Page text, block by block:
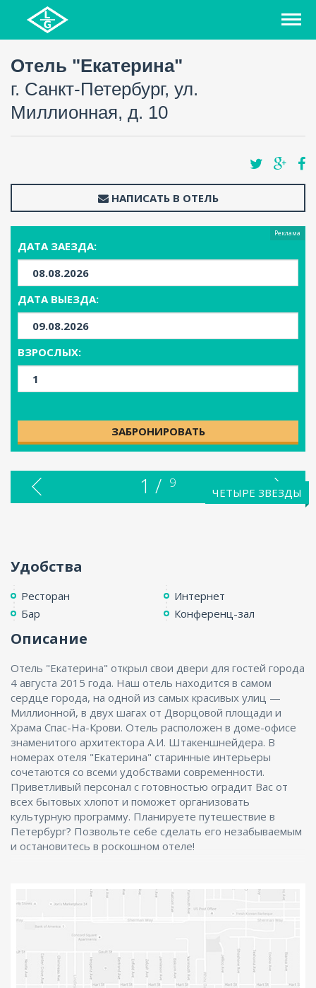
Отель "Екатерина"
г. Санкт-Петербург, ул.
Миллионная, д. 10
НАПИСАТЬ В ОТЕЛЬ
Реклама
ДАТА ЗАЕЗДА:
ДАТА ВЫЕЗДА:
ВЗРОСЛЫХ:
ЗАБРОНИРОВАТЬ
ЧЕТЫРЕ ЗВЕЗДЫ
1 / 9
Удобства
Ресторан
Бар
Интернет
Конференц-зал
Описание
Отель "Екатерина" открыл свои двери для гостей города
4 августа 2015 года. Наш отель находится в самом
сердце города, на одной из самых красивых улиц —
Миллионной, в двух шагах от Дворцовой площади и
Храма Спас-На-Крови. Отель расположен в доме-офисе
знаменитого архитектора А.И. Штакеншнейдера. В
номерах отеля "Екатерина" старинные интерьеры
сочетаются со всеми удобствами современности.
Приветливый персонал с готовностью оградит Вас от
всех бытовых хлопот и поможет организовать
культурную программу. Планируете путешествие в
Петербург? Позвольте себе сделать его незабываемым
и остановитесь в роскошном отеле!